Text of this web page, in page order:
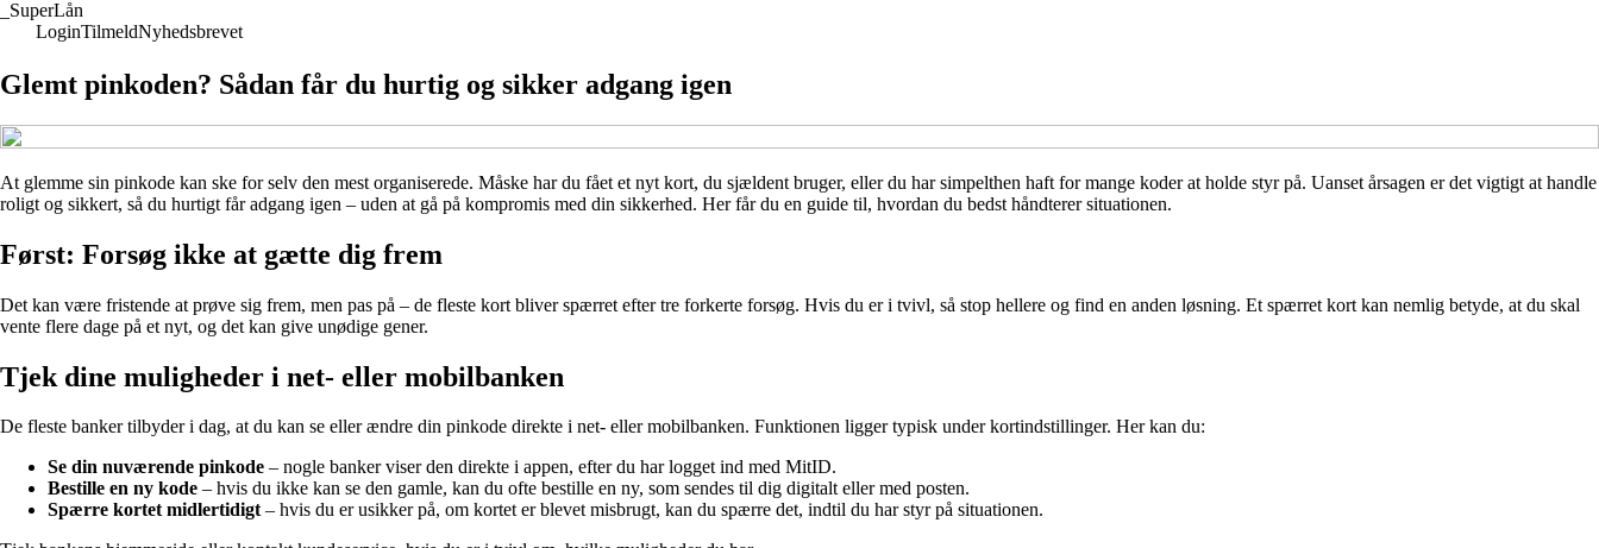
SuperLån
LoginTilmeldNyhedsbrevet
Glemt pinkoden? Sådan får du hurtig og sikker adgang igen
At glemme sin pinkode kan ske for selv den mest organiserede. Måske har du fået et nyt kort, du sjældent bruger, eller du har simpelthen haft for mange koder at holde styr på. Uanset årsagen er det vigtigt at handle
roligt og sikkert, så du hurtigt får adgang igen – uden at gå på kompromis med din sikkerhed. Her får du en guide til, hvordan du bedst håndterer situationen.
Først: Forsøg ikke at gætte dig frem
Det kan være fristende at prøve sig frem, men pas på – de fleste kort bliver spærret efter tre forkerte forsøg. Hvis du er i tvivl, så stop hellere og find en anden løsning. Et spærret kort kan nemlig betyde, at du skal
vente flere dage på et nyt, og det kan give unødige gener.
Tjek dine muligheder i net- eller mobilbanken
De fleste banker tilbyder i dag, at du kan se eller ændre din pinkode direkte i net- eller mobilbanken. Funktionen ligger typisk under kortindstillinger. Her kan du:
Se din nuværende pinkode – nogle banker viser den direkte i appen, efter du har logget ind med MitID.
Bestille en ny kode – hvis du ikke kan se den gamle, kan du ofte bestille en ny, som sendes til dig digitalt eller med posten.
Spærre kortet midlertidigt– hvis du er usikker på, om kortet er blevet misbrugt, kan du spærre det, indtil du har styr på situationen.